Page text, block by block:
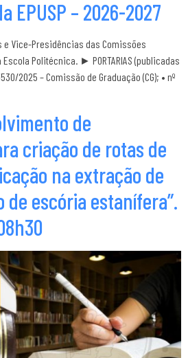
EPUSP – 2026-2027
Vice-Presidências das Comissões
Politécnica. ► PORTARIAS (publicadas
2025 – Comissão de Graduação (CG); • nº
de
criação de rotas de
na extração de
escória estanífera”.